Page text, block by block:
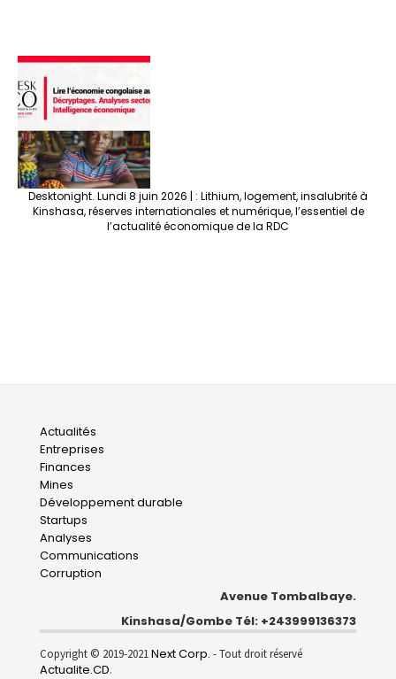
Desktonight. Lundi 8 juin 2026 | : Lithium, logement, insalubrité à
Kinshasa, réserves internationales et numérique, l’essentiel de
l’actualité économique de la RDC
Main
navigation
Actualités
Entreprises
Finances
Mines
Développement durable
Startups
Analyses
Communications
Corruption
Avenue Tombalbaye.
Kinshasa/Gombe Tél: +243999136373
Copyright © 2019-2021Next Corp. - Tout droit réservé
Actualite.CD.